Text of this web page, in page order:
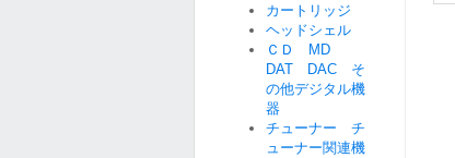
カートリッジ
ヘッドシェル
ＣＤ MD
DAT DAC そ
の他デジタル機
器
チューナー チ
ューナー関連機